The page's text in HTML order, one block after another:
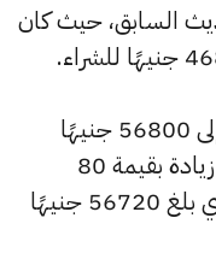
التحديث السابق، حيث كان
وارتفع سعر الجنيه الذهب ليصل إلى 56800 جنيهًا
للبيع و56240 جنيهًا للشراء، بعد زيادة بقيمة 80
جنيهات مقارنة بالسعر السابق الذي بلغ 56720 جنيهًا